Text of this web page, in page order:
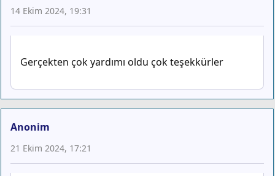
14 Ekim 2024, 19:31
Gerçekten çok yardımı oldu çok teşekkürler
Anonim
21 Ekim 2024, 17:21